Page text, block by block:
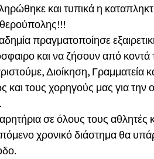
και τυπικά η
πραγματοποίησε
και να ζήσουν από κοντά
Διοίκηση, Γραμματεία
και τους χορηγούς μας για
σε όλους τους αθλητές
χρονικό διάστημα θα